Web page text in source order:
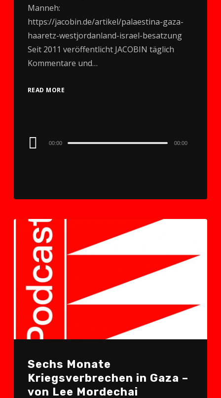
Manneh:
https://jacobin.de/artikel/palaestina-gaza-
haaretz-westjordanland-israel-besatzung
Seit 2011 veröffentlicht JACOBIN täglich
Kommentare und…
READ MORE
Audio
00:00 00:00
Sechs Monate
Kriegsverbrechen in Gaza –
von Lee Mordechai